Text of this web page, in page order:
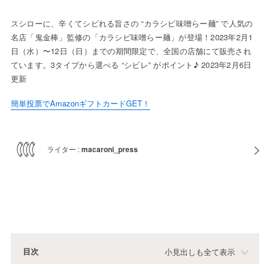
スシローに、辛くてシビれる旨さの “カラシビ味噌らー麺” で人気の
名店「鬼金棒」監修の「カラシビ味噌らー麺」が登場！2023年2月1
日（水）〜12日（日）までの期間限定で、全国の店舗にて販売され
ています。3タイプから選べる “シビレ” がポイント♪ 2023年2月6日
更新
簡単投票でAmazonギフトカードGET！
ライター :macaroni_press
目次 小見出しも全て表示